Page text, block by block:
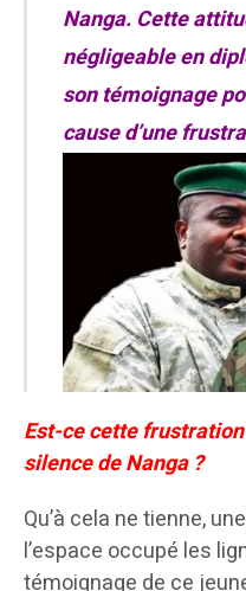
Nanga. Cette
négligeable en
son témoignage
cause d’une
Est-ce cette
silence de Nanga ?
Qu’à cela ne tienne,
l’espace occupé les
témoignage de ce